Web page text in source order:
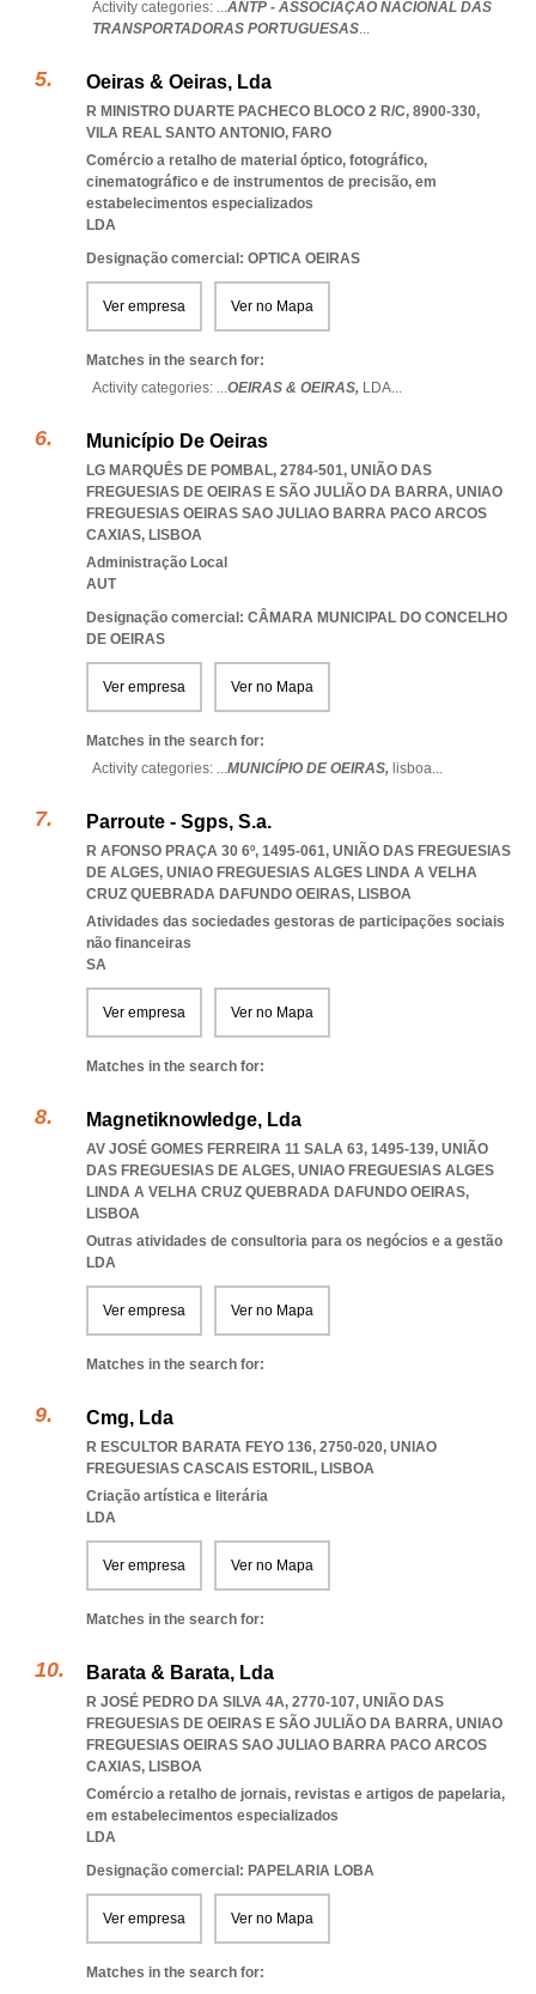
Activity categories: ...ANTP - ASSOCIAÇÃO NACIONAL DAS
TRANSPORTADORAS PORTUGUESAS...
Oeiras & Oeiras, Lda
R MINISTRO DUARTE PACHECO BLOCO 2 R/C, 8900-330,
VILA REAL SANTO ANTONIO, FARO
Comércio a retalho de material óptico, fotográfico,
cinematográfico e de instrumentos de precisão, em
estabelecimentos especializados
LDA
Designação comercial: OPTICA OEIRAS
Ver empresa Ver no Mapa
Matches in the search for:
Activity categories: ...OEIRAS & OEIRAS, LDA...
Município De Oeiras
LG MARQUÊS DE POMBAL, 2784-501, UNIÃO DAS
FREGUESIAS DE OEIRAS E SÃO JULIÃO DA BARRA, UNIAO
FREGUESIAS OEIRAS SAO JULIAO BARRA PACO ARCOS
CAXIAS, LISBOA
Administração Local
AUT
Designação comercial: CÂMARA MUNICIPAL DO CONCELHO
DE OEIRAS
Ver empresa Ver no Mapa
Matches in the search for:
Activity categories: ...MUNICÍPIO DE OEIRAS, lisboa...
Parroute - Sgps, S.a.
R AFONSO PRAÇA 30 6º, 1495-061, UNIÃO DAS FREGUESIAS
DE ALGES, UNIAO FREGUESIAS ALGES LINDA A VELHA
CRUZ QUEBRADA DAFUNDO OEIRAS, LISBOA
Atividades das sociedades gestoras de participações sociais
não financeiras
SA
Ver empresa Ver no Mapa
Matches in the search for:
Magnetiknowledge, Lda
AV JOSÉ GOMES FERREIRA 11 SALA 63, 1495-139, UNIÃO
DAS FREGUESIAS DE ALGES, UNIAO FREGUESIAS ALGES
LINDA A VELHA CRUZ QUEBRADA DAFUNDO OEIRAS,
LISBOA
Outras atividades de consultoria para os negócios e a gestão
LDA
Ver empresa Ver no Mapa
Matches in the search for:
Cmg, Lda
R ESCULTOR BARATA FEYO 136, 2750-020, UNIAO
FREGUESIAS CASCAIS ESTORIL, LISBOA
Criação artística e literária
LDA
Ver empresa Ver no Mapa
Matches in the search for:
Barata & Barata, Lda
R JOSÉ PEDRO DA SILVA 4A, 2770-107, UNIÃO DAS
FREGUESIAS DE OEIRAS E SÃO JULIÃO DA BARRA, UNIAO
FREGUESIAS OEIRAS SAO JULIAO BARRA PACO ARCOS
CAXIAS, LISBOA
Comércio a retalho de jornais, revistas e artigos de papelaria,
em estabelecimentos especializados
LDA
Designação comercial: PAPELARIA LOBA
Ver empresa Ver no Mapa
Matches in the search for: